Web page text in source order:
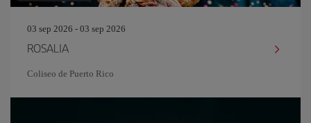
03 sep 2026 - 03 sep 2026
ROSALIA
Coliseo de Puerto Rico